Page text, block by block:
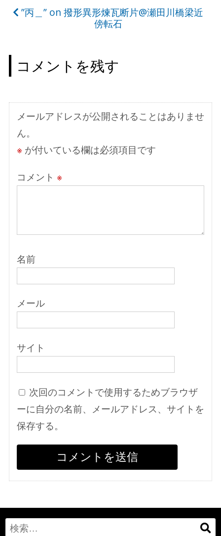
ナ
ゲ
ー
ョ
ン
”丙＿” on 撥形異形煉瓦断片@瀬田川橋梁近
傍転石
コメントを残す
メールアドレスが公開されることはありませ
ん。
※が付いている欄は必須項目です
コメント ※
名前
メール
サイト
次回のコメントで使用するためブラウザ
ーに自分の名前、メールアドレス、サイトを
保存する。
Search